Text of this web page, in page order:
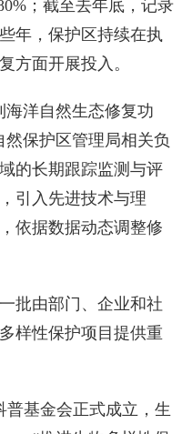
；截至去年底，记录
年，保护区持续在执
方面开展投入。
海洋自然生态修复功
保护区管理局相关负
的长期跟踪监测与评
引入先进技术与理
依据数据动态调整修
批由部门、企业和社
样性保护项目提供重
基金会正式成立，生